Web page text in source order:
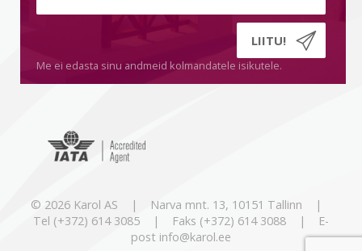
Me ei edasta sinu andmeid kolmandatele isikutele.
© 2026 Karol AS | Narva mnt. 13, 10151 Tallinn |
Tel (+372) 614 3085 | Faks (+372) 614 3088 | E-
post info@karol.ee